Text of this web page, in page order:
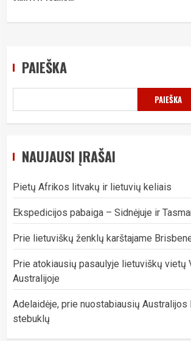
PAIEŠKA
PAIEŠKA
NAUJAUSI ĮRAŠAI
Pietų Afrikos litvakų ir lietuvių keliais
Ekspedicijos pabaiga – Sidnėjuje ir
Prie lietuviškų ženklų karštajame
Prie atokiausių pasaulyje lietuviškų vietų
Australijoje
Adelaidėje, prie nuostabiausių Australijos
stebuklų